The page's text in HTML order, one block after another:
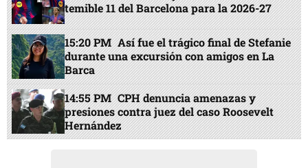
temible 11 del Barcelona para la 2026-27
15:20 PM Así fue el trágico final de Stefanie
durante una excursión con amigos en La
Barca
14:55 PM CPH denuncia amenazas y
presiones contra juez del caso Roosevelt
Hernández